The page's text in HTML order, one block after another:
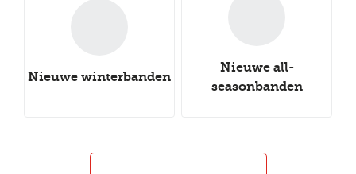
Nieuwe winterbanden
Nieuwe all-
seasonbanden
Nieuwe zomerbanden Autocheck